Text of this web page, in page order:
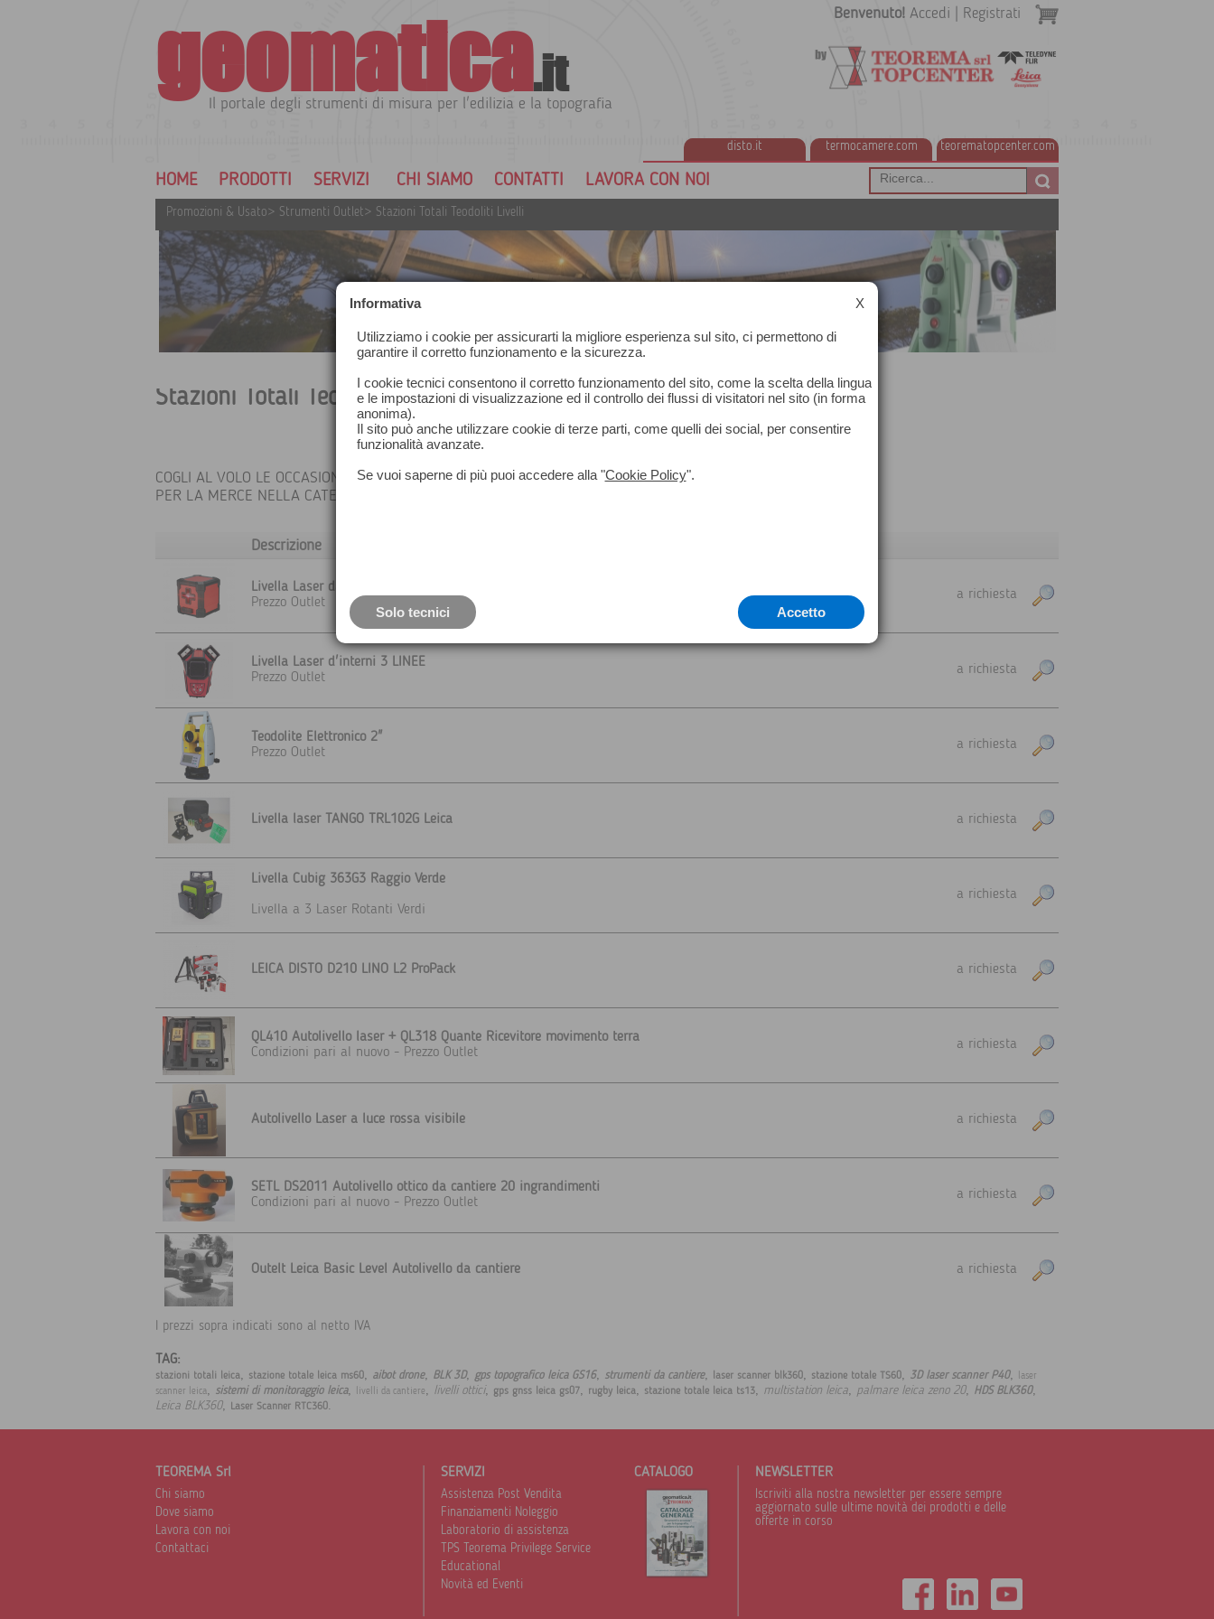
geomatica.it
Il portale degli strumenti di misura per l'edilizia e la topografia
disto.it termocamere.com teorematopcenter.com
Benvenuto! Accedi Registrati
HOME PRODOTTI SERVIZI CHI SIAMO CONTATTI LAVORA CON NOI
Promozioni & Usato > Strumenti Outlet > Stazioni Totali Teodoliti Livelli
Stazioni Totali Teodoliti Livelli
COGLI AL VOLO LE OCCASIONI TEOREMA OUTLET - SALVO ESAURIMENTO SCORTE
PER LA MERCE NELLA CATEGORIA OUTLET NON E' PREVISTO IL RESO
Descrizione
Livella Laser da interni 2 Linee a croce
Prezzo Outlet
a richiesta
Livella Laser d'interni 3 LINEE
Prezzo Outlet
a richiesta
Teodolite Elettronico 2"
Prezzo Outlet
a richiesta
Livella laser TANGO TRL102G Leica a richiesta
Livella Cubig 363G3 Raggio Verde
Livella a 3 Laser Rotanti Verdi
a richiesta
LEICA DISTO D210 LINO L2 ProPack a richiesta
QL410 Autolivello laser + QL318 Quante Ricevitore movimento terra
Condizioni pari al nuovo - Prezzo Outlet
a richiesta
Autolivello Laser a luce rossa visibile a richiesta
SETL DS2011 Autolivello ottico da cantiere 20 ingrandimenti
Condizioni pari al nuovo - Prezzo Outlet
a richiesta
Outelt Leica Basic Level Autolivello da cantiere a richiesta
I prezzi sopra indicati sono al netto IVA
TAG:
stazioni totali leica, stazione totale leica ms60, aibot drone, BLK 3D, gps topografico leica GS16, strumenti da cantiere, laser scanner blk360, stazione totale TS60, 3D laser scanner P40,
laser
scanner leica, sistemi di monitoraggio leica, livelli da cantiere, livelli ottici, gps gnss leica gs07, rugby leica, stazione totale leica ts13, multistation leica, palmare leica zeno 20, HDS BLK360,
Leica BLK360, Laser Scanner RTC360.
TEOREMA Srl
Chi siamo
Dove siamo
Lavora con noi
Contattaci
SERVIZI
Assistenza Post Vendita
Finanziamenti Noleggio
Laboratorio di assistenza
TPS Teorema Privilege Service
Educational
Novità ed Eventi
CATALOGO NEWSLETTER
Iscriviti alla nostra newsletter per essere sempre
aggiornato sulle ultime novità dei prodotti e delle
offerte in corso
Informativa X
Utilizziamo i cookie per assicurarti la migliore esperienza sul sito, ci permettono di
garantire il corretto funzionamento e la sicurezza.
I cookie tecnici consentono il corretto funzionamento del sito, come la scelta della lingua
e le impostazioni di visualizzazione ed il controllo dei flussi di visitatori nel sito (in forma
anonima).
Il sito può anche utilizzare cookie di terze parti, come quelli dei social, per consentire
funzionalità avanzate.
Se vuoi saperne di più puoi accedere alla "Cookie Policy".
Solo tecnici Accetto